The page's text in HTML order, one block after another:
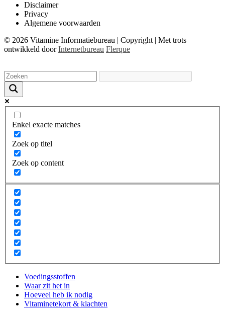
Disclaimer
Privacy
Algemene voorwaarden
© 2026 Vitamine Informatiebureau | Copyright | Met trots
ontwikkeld doorInternetbureau Flerque
Enkel exacte matches
Zoek op titel
Zoek op content
Voedingsstoffen
Waar zit het in
Hoeveel heb ik nodig
Vitaminetekort & klachten